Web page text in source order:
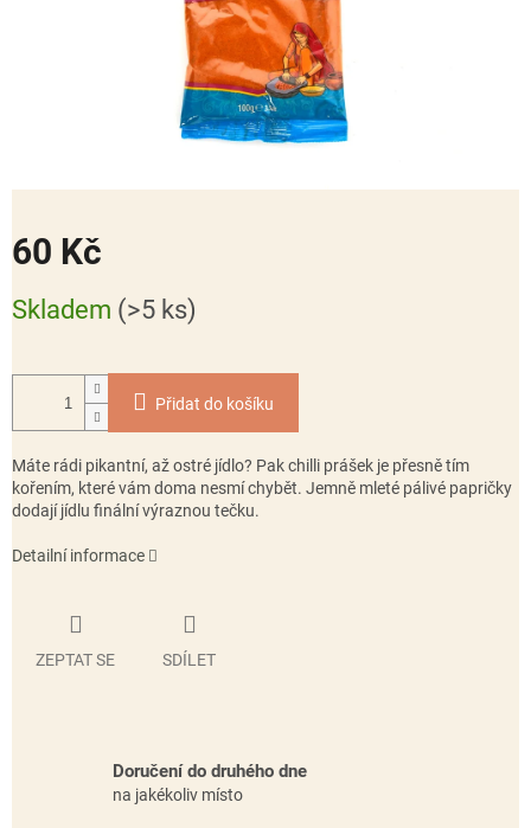
60 Kč
cena:
Skladem (>5 ks)
Přidat do košíku
Máte rádi pikantní, až ostré jídlo? Pak chilli prášek je přesně tím
kořením, které vám doma nesmí chybět. Jemně mleté pálivé papričky
dodají jídlu finální výraznou tečku.
Detailní informace
ZEPTAT SE SDÍLET
Doručení do druhého dne
na jakékoliv místo